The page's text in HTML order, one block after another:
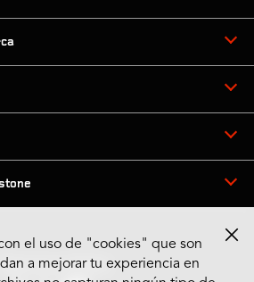
Síguenos en Redes
el uso de "cookies" que son
a mejorar tu experiencia en